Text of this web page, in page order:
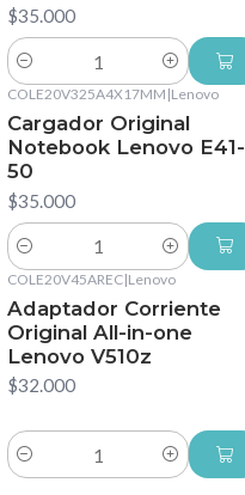
$35.000
Cantidad
COLE20V325A4X17MM |Lenovo
Cargador Original
Notebook Lenovo E41-
50
$35.000
Cantidad
COLE20V45AREC|Lenovo
Adaptador Corriente
Original All-in-one
Lenovo V510z
$32.000
Cantidad